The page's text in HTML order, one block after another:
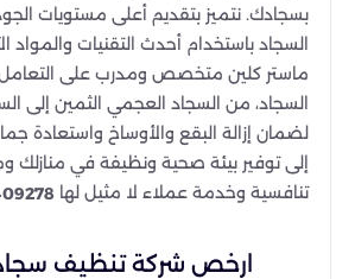
نعتمد على أحدث التقنيات
المتطورة لضمان تحقيق أفضل
الحفاظ على سلامة وجودة
0558409278.
بسجادك. نتميز بتقديم أعلى مستويات
السجاد باستخدام أحدث التقنيات والمواد
ماستر كلين متخصص ومدرب على
السجاد، من السجاد العجمي الثمين إلى
لضمان إزالة البقع والأوساخ واستعادة
إلى توفير بيئة صحية ونظيفة في منازلك
تنافسية وخدمة عملاء لا مثيل لها
ارخص شركة تنظيف